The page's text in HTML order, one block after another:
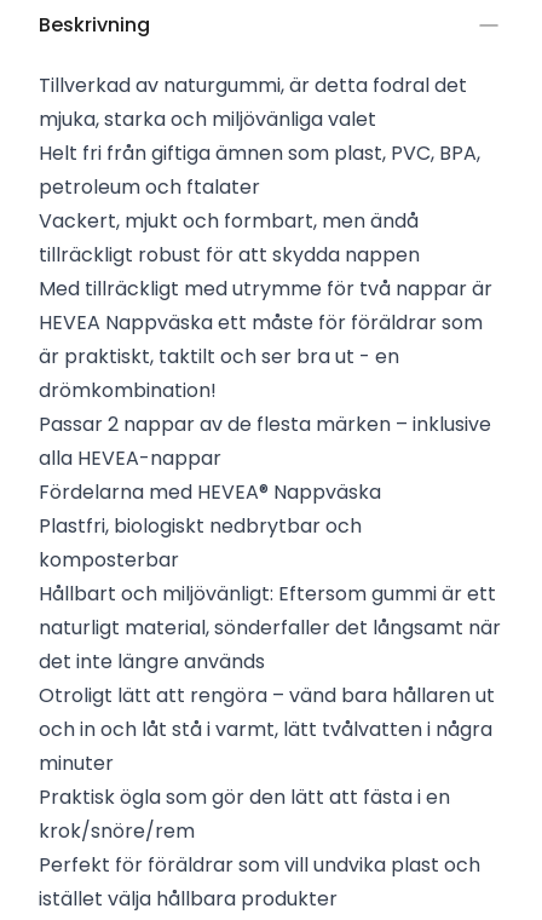
Beskrivning
Tillverkad av naturgummi, är detta fodral det
mjuka, starka och miljövänliga valet
Helt fri från giftiga ämnen som plast, PVC, BPA,
petroleum och ftalater
Vackert, mjukt och formbart, men ändå
tillräckligt robust för att skydda nappen
Med tillräckligt med utrymme för två nappar är
HEVEA Nappväska ett måste för föräldrar som
är praktiskt, taktilt och ser bra ut - en
drömkombination!
Passar 2 nappar av de flesta märken – inklusive
alla HEVEA-nappar
Fördelarna med HEVEA® Nappväska
Plastfri, biologiskt nedbrytbar och
komposterbar
Hållbart och miljövänligt: ​​Eftersom gummi är ett
naturligt material, sönderfaller det långsamt när
det inte längre används
Otroligt lätt att rengöra – vänd bara hållaren ut
och in och låt stå i varmt, lätt tvålvatten i några
minuter
Praktisk ögla som gör den lätt att fästa i en
krok/snöre/rem
Perfekt för föräldrar som vill undvika plast och
istället välja hållbara produkter